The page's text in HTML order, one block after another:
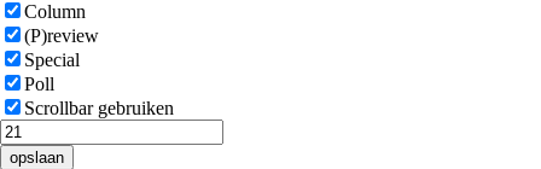
Column
(P)review
Special
Poll
Scrollbar gebruiken
opslaan